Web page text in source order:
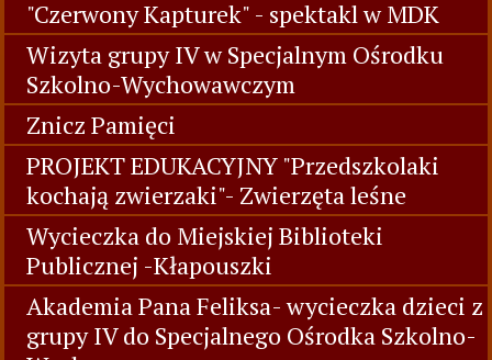
"Czerwony Kapturek" - spektakl w MDK
Wizyta grupy IV w Specjalnym Ośrodku
Szkolno-Wychowawczym
Znicz Pamięci
PROJEKT EDUKACYJNY "Przedszkolaki
kochają zwierzaki"- Zwierzęta leśne
Wycieczka do Miejskiej Biblioteki
Publicznej -Kłapouszki
Akademia Pana Feliksa- wycieczka dzieci z
grupy IV do Specjalnego Ośrodka Szkolno-